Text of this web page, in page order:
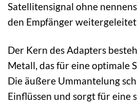
Satellitensignal ohne
den Empfänger
Der Kern des Adapters
Metall, das für eine optimale
Die äußere Ummantelung
Einflüssen und sorgt für eine